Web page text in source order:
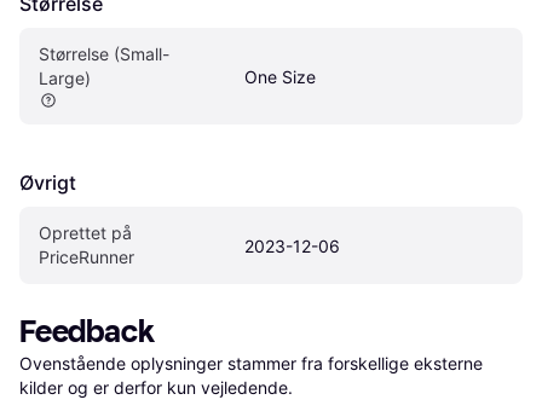
Størrelse (Small-
Large)
One Size
Øvrigt
Oprettet på
PriceRunner
2023-12-06
Feedback
Ovenstående oplysninger stammer fra forskellige eksterne
kilder og er derfor kun vejledende.